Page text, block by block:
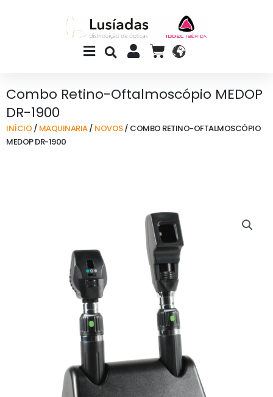
Main
Menu
CART
Combo Retino-Oftalmoscópio MEDOP
DR-1900
INÍCIO / MAQUINARIA/ NOVOS/ COMBO RETINO-OFTALMOSCÓPIO
MEDOP DR-1900